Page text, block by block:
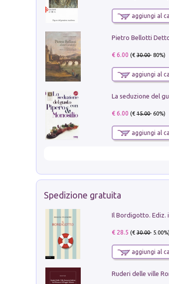
aggiungi al
€ 6.00 (€30.00- 80%)
aggiungi al
€ 6.00 (€15.00- 60%)
aggiungi al
Spedizione gratuita
Il Bordigotto. Ediz.
€ 28.5 (€30.00- 5.00%)
aggiungi al